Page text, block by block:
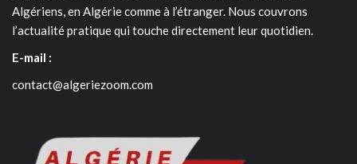
Algériens, en Algérie comme à l’étranger. Nous couvrons
l’actualité pratique qui touche directement leur quotidien.
E-mail :
contact@algeriezoom.com